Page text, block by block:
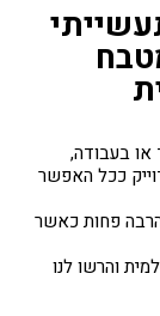
או בעבודה,
ככל האפשר
פחות כאשר
והרשו לנו